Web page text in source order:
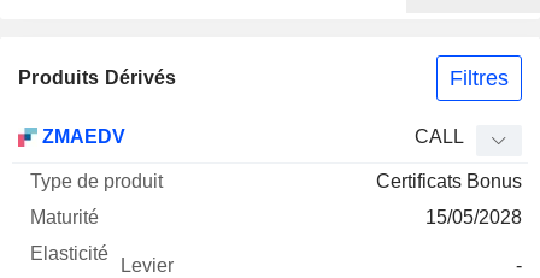
Produits Dérivés Filtres
Mnemo Type produit
Elasticité Levier Parité
ZMAEDV CALL
Certificats Bonus
15/05/2028
-